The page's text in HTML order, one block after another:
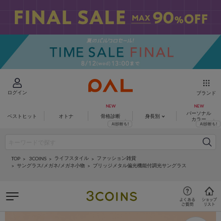
ログイン ブランド
ベストヒット オトナ 骨格診断 身長別
パーソナル
カラー
TOP 3COINS ライフスタイル
ファッション雑貨
サングラス/メガネ/メガネ小物
ブリッジメタル偏光機能付調光サングラス